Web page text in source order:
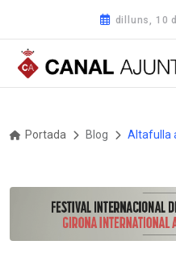
dilluns, 10
Portada Blog